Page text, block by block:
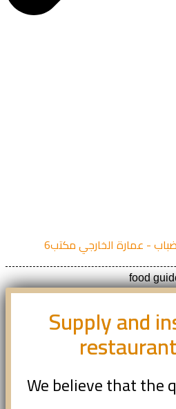
- عمارة الخارجي مكتب6
food
Supply and
We believe that